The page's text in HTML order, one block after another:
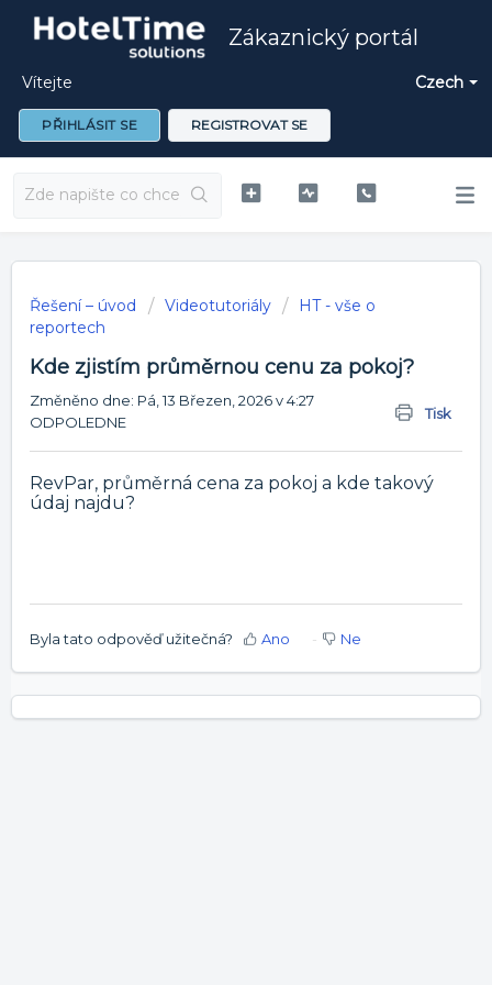
Zákaznický portál
Czech
Vítejte
PŘIHLÁSIT SE REGISTROVAT SE
Řešení – úvod Videotutoriály
HT - vše o
reportech
Kde zjistím průměrnou cenu za pokoj?
Tisk
Změněno dne: Pá, 13 Březen, 2026 v 4:27
ODPOLEDNE
RevPar, průměrná cena za pokoj a kde takový
údaj najdu?
Byla tato odpověď užitečná? Ano Ne